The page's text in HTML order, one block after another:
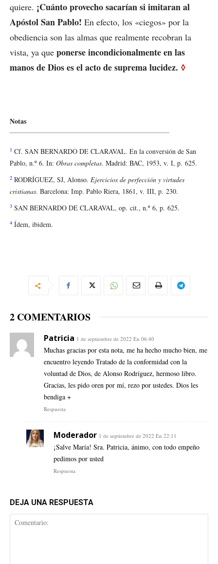
quiere. ¡Cuánto provecho sacarían si imitaran al
Apóstol San Pablo! En efecto, los «ciegos» por la
obediencia son las almas que realmente recobran la
vista, ya que ponerse incondicionalmente en las
manos de Dios es el acto de suprema lucidez. ◊
Notas
1 Cf. SAN BERNARDO DE CLARAVAL. En la conversión de San
Pablo, n.º 6. In: Obras completas. Madrid: BAC, 1953, v. I, p. 625.
2 RODRÍGUEZ, SJ, Alonso. Ejercicios de perfección y virtudes
cristianas. Barcelona: Imp. Pablo Riera, 1861, v. III, p. 230.
3 SAN BERNARDO DE CLARAVAL, op. cit., n.º 6, p. 625.
4 Ídem, ibidem.
2 COMENTARIOS
Patricia 1 de septiembre de 2022 En 06:40
Muchas gracias por esta nota, me ha hecho mucho bien, me
encuentro leyendo Tratado de la conformidad con la
voluntad de Dios, de Alonso Rodríguez, hermoso libro.
Gracias, les pido oren por mí, rezo por ustedes. Dios les
bendiga +
Respuesta
Moderador 1 de septiembre de 2022 En 22:11
¡Salve María! Sra. Patricia, ánimo, con todo empeño
pedimos por usted
Respuesta
DEJA UNA RESPUESTA